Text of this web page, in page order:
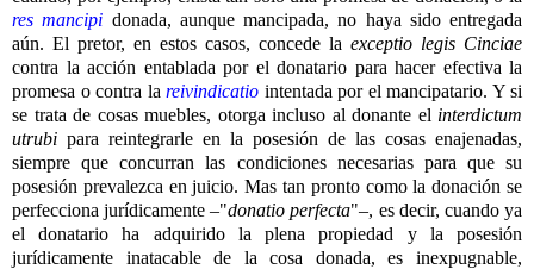
res mancipi donada, aunque mancipada, no haya sido entregada
aún. El pretor, en estos casos, concede la exceptio legis Cinciae
contra la acción entablada por el donatario para hacer efectiva la
promesa o contra la reivindicatio intentada por el mancipatario. Y si
se trata de cosas muebles, otorga incluso al donante el interdictum
utrubi para reintegrarle en la posesión de las cosas enajenadas,
siempre que concurran las condiciones necesarias para que su
posesión prevalezca en juicio. Mas tan pronto como la donación se
perfecciona jurídicamente –"donatio perfecta"–, es decir, cuando ya
el donatario ha adquirido la plena propiedad y la posesión
jurídicamente inatacable de la cosa donada, es inexpugnable,